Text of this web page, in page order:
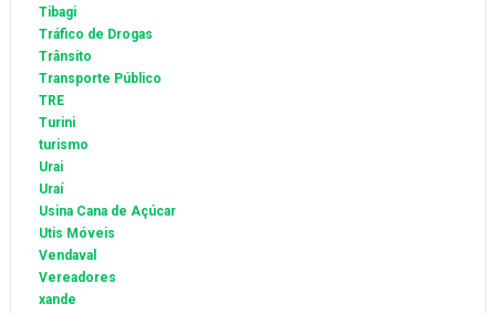
Tibagi
Tráfico de Drogas
Trânsito
Transporte Público
TRE
Turini
turismo
Urai
Uraí
Usina Cana de Açúcar
Utis Móveis
Vendaval
Vereadores
xande